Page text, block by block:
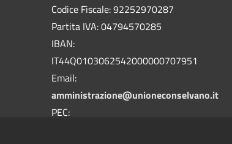
Codice Fiscale: 92252970287
Partita IVA: 04794570285
IBAN:
IT44Q0103062542000000707951
Email:
amministrazione@unioneconselvano.it
PEC: